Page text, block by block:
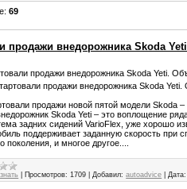
:69
продажи внедорожника Skoda
продажи внедорожника Skoda Yeti.
продажи новой пятой модели Skoda –
Skoda Yeti – это воплощение
задних сидений VarioFlex, уже хорошо
поддерживает заданную скорость при
поколения, и многое другое....
Просмотров: 1709 |Добавил: autoadvice |Дата: